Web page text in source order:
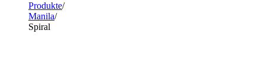
Produkte
Manila
Spiral